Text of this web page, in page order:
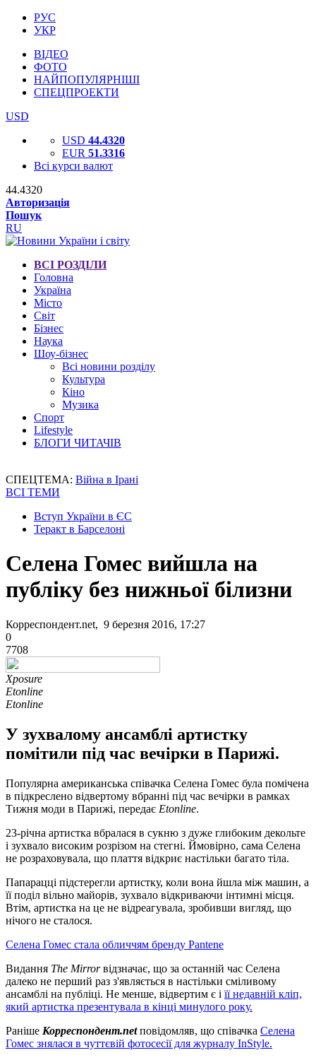
РУС
УКР
ВІДЕО
ФОТО
НАЙПОПУЛЯРНІШІ
СПЕЦПРОЕКТИ
USD
USD 44.4320
EUR 51.3316
Всі курси валют
44.4320
Авторизація
Пошук
RU
ВСІ РОЗДІЛИ
Головна
Україна
Місто
Світ
Бізнес
Наука
Шоу-бізнес
Всі новини розділу
Культура
Кіно
Музика
Спорт
Lifestyle
БЛОГИ ЧИТАЧІВ
СПЕЦТЕМА: Війна в Ірані
ВСІ ТЕМИ
Вступ України в ЄС
Теракт в Барселоні
Селена Гомес вийшла на
публіку без нижньої білизни
Корреспондент.net, 9 березня 2016, 17:27
0
7708
Xposure
Etonline
Etonline
У зухвалому ансамблі артистку
помітили під час вечірки в Парижі.
Популярна американська співачка Селена Гомес була помічена
в підкреслено відвертому вбранні під час вечірки в рамках
Тижня моди в Парижі, передає Etonline.
23-річна артистка вбралася в сукню з дуже глибоким декольте
і зухвало високим розрізом на стегні. Ймовірно, сама Селена
не розраховувала, що плаття відкриє настільки багато тіла.
Папарацці підстерегли артистку, коли вона йшла між машин, а
її поділ вільно майорів, зухвало відкриваючи інтимні місця.
Втім, артистка на це не відреагувала, зробивши вигляд, що
нічого не сталося.
Селена Гомес стала обличчям бренду Pantene
Видання The Mirrorвідзначає, що за останній час Селена
далеко не перший раз з'являється в настільки сміливому
ансамблі на публіці. Не менше, відвертим є і її недавній кліп,
який артистка презентувала в кінці минулого року.
Раніше Корреспондент.netповідомляв, що співачка Селена
Гомес знялася в чуттєвій фотосесії для журналу InStyle.